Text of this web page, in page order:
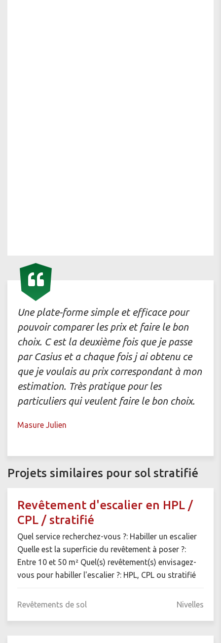
Une plate-forme simple et efficace pour
pouvoir comparer les prix et faire le bon
choix. C est la deuxième fois que je passe
par Casius et a chaque fois j ai obtenu ce
que je voulais au prix correspondant à mon
estimation. Très pratique pour les
particuliers qui veulent faire le bon choix.
Masure Julien
Projets similaires pour sol stratifié
Revêtement d'escalier en HPL /
CPL / stratifié
Quel service recherchez-vous ?: Habiller un escalier
Quelle est la superficie du revêtement à poser ?:
Entre 10 et 50 m² Quel(s) revêtement(s) envisagez-
vous pour habiller l'escalier ?: HPL, CPL ou stratifié
Revêtements de sol Nivelles